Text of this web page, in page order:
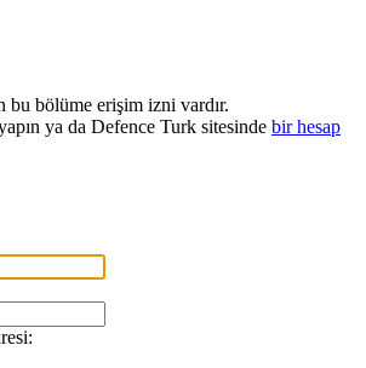
bu bölüme erişim izni vardır.
ya da Defence Turk sitesinde bir hesap